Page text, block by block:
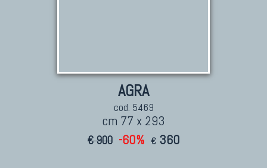
AGRA
cod. 5469
cm 77 x 293
€ 900 -60% € 360